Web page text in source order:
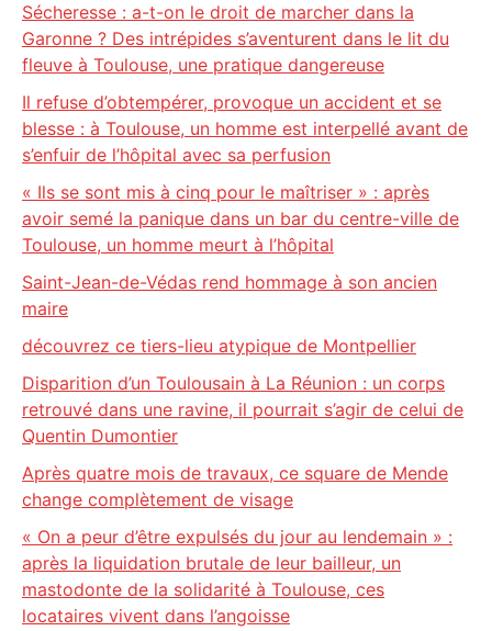
Sécheresse : a-t-on le droit de marcher dans la
Garonne ? Des intrépides s’aventurent dans le lit du
fleuve à Toulouse, une pratique dangereuse
Il refuse d’obtempérer, provoque un accident et se
blesse : à Toulouse, un homme est interpellé avant de
s’enfuir de l’hôpital avec sa perfusion
« Ils se sont mis à cinq pour le maîtriser » : après
avoir semé la panique dans un bar du centre-ville de
Toulouse, un homme meurt à l’hôpital
Saint-Jean-de-Védas rend hommage à son ancien
maire
découvrez ce tiers-lieu atypique de Montpellier
Disparition d’un Toulousain à La Réunion : un corps
retrouvé dans une ravine, il pourrait s’agir de celui de
Quentin Dumontier
Après quatre mois de travaux, ce square de Mende
change complètement de visage
« On a peur d’être expulsés du jour au lendemain » :
après la liquidation brutale de leur bailleur, un
mastodonte de la solidarité à Toulouse, ces
locataires vivent dans l’angoisse